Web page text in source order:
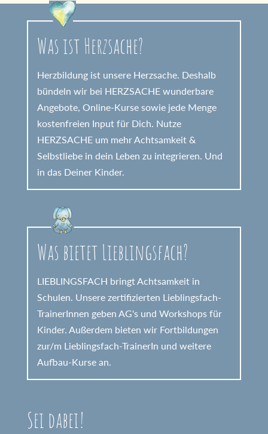
Was ist Herzsache?
Herzbildung ist unsere Herzsache. Deshalb
bündeln wir bei HERZSACHE wunderbare
Angebote, Online-Kurse sowie jede Menge
kostenfreien Input für Dich. Nutze
HERZSACHE um mehr Achtsamkeit &
Selbstliebe in dein Leben zu integrieren. Und
in das Deiner Kinder.
Was bietet Lieblingsfach?
LIEBLINGSFACH bringt Achtsamkeit in
Schulen. Unsere zertifizierten Lieblingsfach-
TrainerInnen geben AG's und Workshops für
Kinder. Außerdem bieten wir Fortbildungen
zur/m Lieblingsfach-TrainerIn und weitere
Aufbau-Kurse an.
Sei dabei!